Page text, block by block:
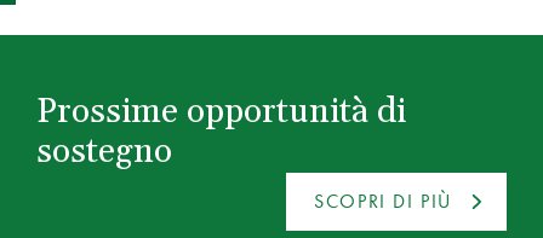
Prossime opportunità di
sostegno
SCOPRI DI PIÙ